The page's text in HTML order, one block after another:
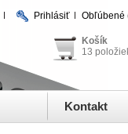
Prihlásiť Obľúbené
Košík
13
Kontakt